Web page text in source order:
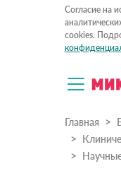
Согласие на
cookies.
Главная